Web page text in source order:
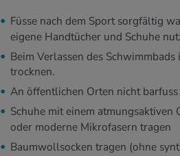
Füsse nach dem Sport sorgfältig
eigene Handtücher und Schuhe
Beim Verlassen des
trocknen.
An öffentlichen Orten nicht barfuss
Schuhe mit einem atmungsaktiven
oder moderne Mikrofasern tragen
Baumwollsocken tragen (ohne